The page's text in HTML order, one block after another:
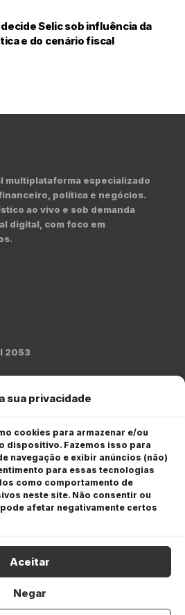
sua privacidade
cookies para armazenar e/ou
dispositivo. Fazemos isso para
navegação e exibir anúncios (não)
para essas tecnologias
como comportamento de
neste site. Não consentir ou
afetar negativamente certos
Aceitar
Negar
Selic sob influência da
e do cenário fiscal
multiplataforma especializado
política e negócios.
ao vivo e sob demanda
digital, com foco em
2053
a milhões de investidores
plataformas digitais.